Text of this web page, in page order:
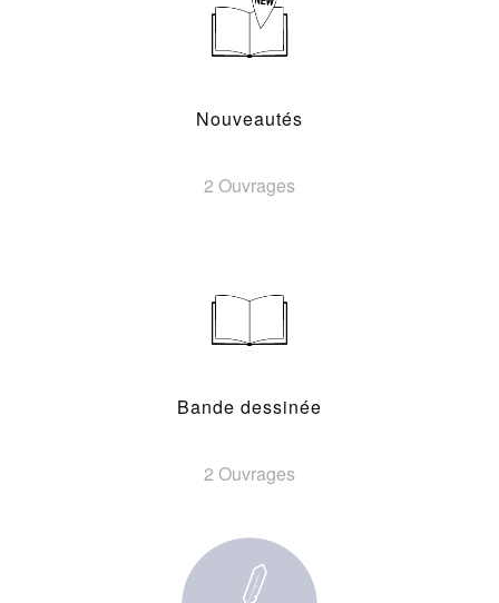
Nouveautés
2 Ouvrages
Bande dessinée
2 Ouvrages